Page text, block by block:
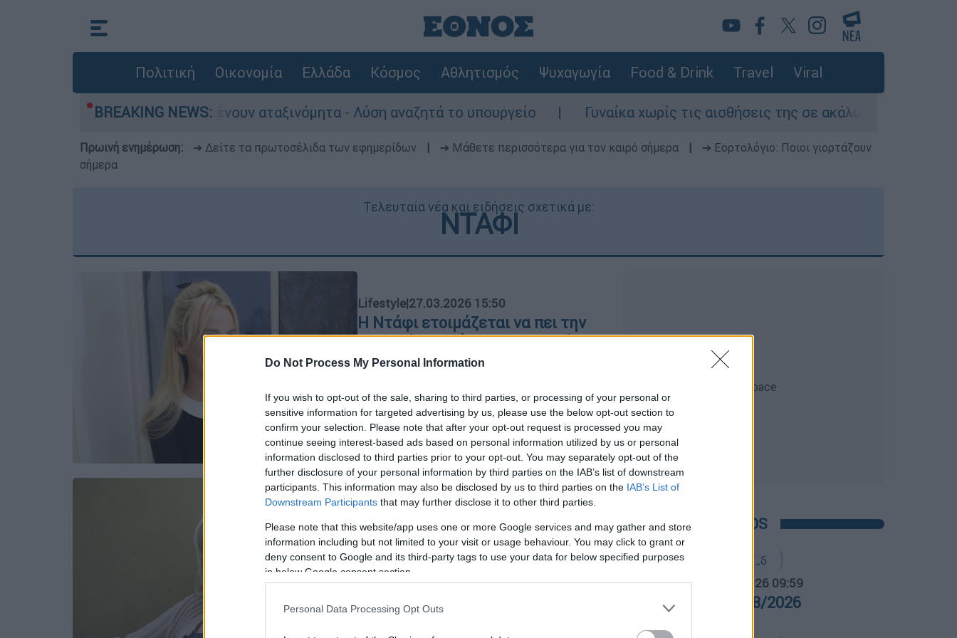
Do Not Process My Personal Information
If you wish to opt-out of the sale, sharing to third parties, or processing of your personal or
sensitive information for targeted advertising by us, please use the below opt-out section to
confirm your selection. Please note that after your opt-out request is processed you may
continue seeing interest-based ads based on personal information utilized by us or personal
information disclosed to third parties prior to your opt-out. You may separately opt-out of the
further disclosure of your personal information by third parties on the IAB’s list of downstream
participants. This information may also be disclosed by us to third parties on the IAB’s List of
Downstream Participants that may further disclose it to other third parties.
Please note that this website/app uses one or more Google services and may gather and store
information including but not limited to your visit or usage behaviour. You may click to grant or
deny consent to Google and its third-party tags to use your data for below specified purposes
in below Google consent section.
Personal Data Processing Opt Outs
Πολιτική Οικονομία Ελλάδα Κόσμος Αθλητισμός Ψυχαγωγία Food & Drink Travel Viral
BREAKING NEWS:
αυτοκίνητα παραμένουν αταξινόμητα - Λύση αναζητά το υπουργείο Γυναίκα χωρίς τις αισθήσεις της σε ακάλυπτο
Πρωινή ενημέρωση: ➔ Δείτε τα πρωτοσέλιδα των εφημερίδων ➔ Μάθετε περισσότερα για τον καιρό σήμερα
➔ Εορτολόγιο: Ποιοι γιορτάζουν
σήμερα
Τελευταία νέα και ειδήσεις σχετικά με:
ΝΤΑΦΙ
Lifestyle|27.03.2026 15:50
Η Ντάφι ετοιμάζεται να πει την
αληθινή ιστορία της απαγωγής
της για πρώτη φορά
από μία ανάρτηση 15 χρόνια πριν όσα
τραγικά βίωσε
Lifestyle|26.02.2020 16:01
Πώς εξαφανίστηκε η Duffy: Με
βίασαν, με νάρκωσαν και με
κρατούσαν αιχμάλωτη
Η Ουαλή τραγουδίστρια Duffy, που
αποσύρθηκε από το μουσικό
προσκήνιο στην κορυφή της καριέρας
POPULAR VIDEOS
Ώρα Ελλάδος... 07.08.2026 09:59
Ώρα Ελλάδος 07/08/2026